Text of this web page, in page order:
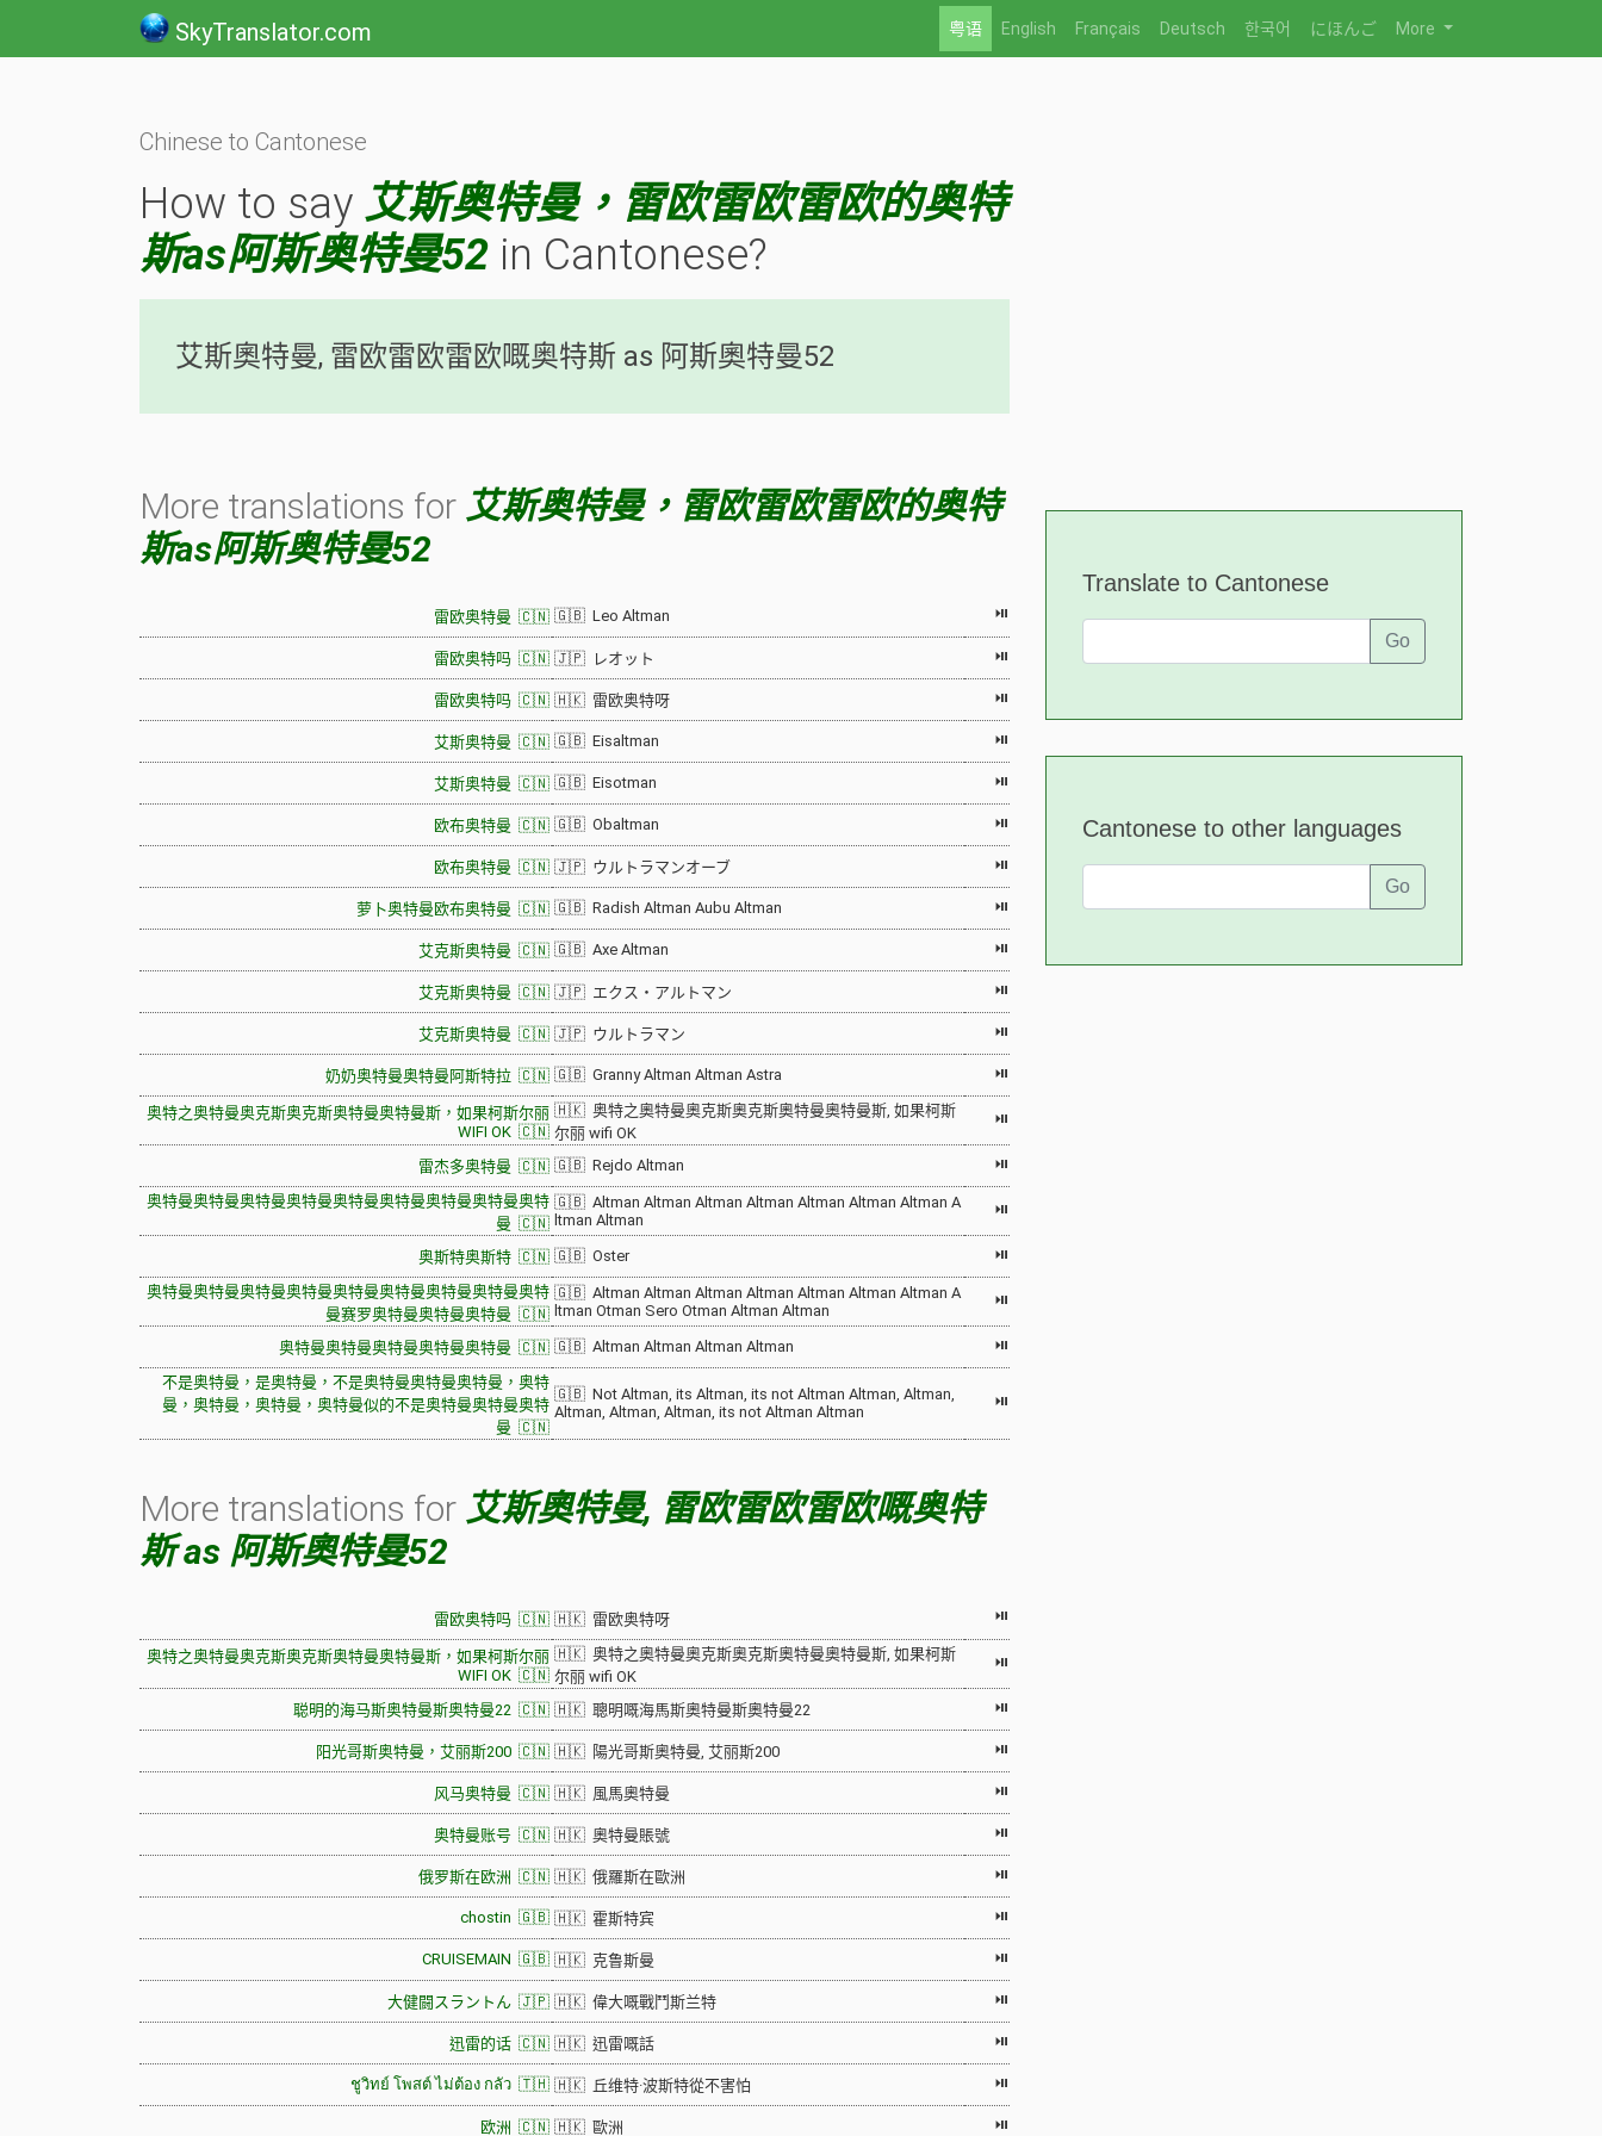
SkyTranslator.com 粤语 English Français Deutsch 한국어 にほんご More
Chinese to Cantonese
How to say 艾斯奥特曼，雷欧雷欧雷欧的奥特
斯as阿斯奥特曼52 in Cantonese?
艾斯奧特曼, 雷欧雷欧雷欧嘅奥特斯 as 阿斯奧特曼52
More translations for 艾斯奥特曼，雷欧雷欧雷欧的奥特
斯as阿斯奥特曼52
雷欧奥特曼 🇨🇳 🇬🇧 Leo Altman ⏯
雷欧奥特吗 🇨🇳 🇯🇵 レオット ⏯
雷欧奥特吗 🇨🇳 🇭🇰 雷欧奥特呀 ⏯
艾斯奥特曼 🇨🇳 🇬🇧 Eisaltman ⏯
艾斯奥特曼 🇨🇳 🇬🇧 Eisotman ⏯
欧布奥特曼 🇨🇳 🇬🇧 Obaltman ⏯
欧布奥特曼 🇨🇳 🇯🇵 ウルトラマンオーブ ⏯
萝卜奥特曼欧布奥特曼 🇨🇳 🇬🇧 Radish Altman Aubu Altman ⏯
艾克斯奥特曼 🇨🇳 🇬🇧 Axe Altman ⏯
艾克斯奥特曼 🇨🇳 🇯🇵 エクス・アルトマン ⏯
艾克斯奥特曼 🇨🇳 🇯🇵 ウルトラマン ⏯
奶奶奥特曼奥特曼阿斯特拉 🇨🇳 🇬🇧 Granny Altman Altman Astra ⏯
奥特之奥特曼奥克斯奥克斯奥特曼奥特曼斯，如果柯斯尔丽
WIFI OK 🇨🇳
🇭🇰 奥特之奧特曼奧克斯奧克斯奧特曼奧特曼斯, 如果柯斯
尔丽 wifi OK
⏯
雷杰多奥特曼 🇨🇳 🇬🇧 Rejdo Altman ⏯
奥特曼奥特曼奥特曼奥特曼奥特曼奥特曼奥特曼奥特曼奥特
曼 🇨🇳
🇬🇧 Altman Altman Altman Altman Altman Altman Altman A
ltman Altman
⏯
奥斯特奥斯特 🇨🇳 🇬🇧 Oster ⏯
奥特曼奥特曼奥特曼奥特曼奥特曼奥特曼奥特曼奥特曼奥特
曼赛罗奥特曼奥特曼奥特曼 🇨🇳
🇬🇧 Altman Altman Altman Altman Altman Altman Altman A
ltman Otman Sero Otman Altman Altman
⏯
奥特曼奥特曼奥特曼奥特曼奥特曼 🇨🇳 🇬🇧 Altman Altman Altman Altman ⏯
不是奥特曼，是奥特曼，不是奥特曼奥特曼奥特曼，奥特
曼，奥特曼，奥特曼，奥特曼似的不是奥特曼奥特曼奥特
曼 🇨🇳
🇬🇧 Not Altman, its Altman, its not Altman Altman, Altman,
Altman, Altman, Altman, its not Altman Altman
⏯
More translations for 艾斯奧特曼, 雷欧雷欧雷欧嘅奥特
斯 as 阿斯奧特曼52
雷欧奥特吗 🇨🇳 🇭🇰 雷欧奥特呀 ⏯
奥特之奥特曼奥克斯奥克斯奥特曼奥特曼斯，如果柯斯尔丽
WIFI OK 🇨🇳
🇭🇰 奥特之奧特曼奧克斯奧克斯奧特曼奧特曼斯, 如果柯斯
尔丽 wifi OK
⏯
聪明的海马斯奥特曼斯奥特曼22 🇨🇳 🇭🇰 聰明嘅海馬斯奧特曼斯奧特曼22 ⏯
阳光哥斯奥特曼，艾丽斯200 🇨🇳 🇭🇰 陽光哥斯奧特曼, 艾丽斯200 ⏯
风马奥特曼 🇨🇳 🇭🇰 風馬奧特曼 ⏯
奥特曼账号 🇨🇳 🇭🇰 奧特曼賬號 ⏯
俄罗斯在欧洲 🇨🇳 🇭🇰 俄羅斯在歐洲 ⏯
chostin 🇬🇧 🇭🇰 霍斯特宾 ⏯
CRUISEMAIN 🇬🇧 🇭🇰 克鲁斯曼 ⏯
大健闘スラントん 🇯🇵 🇭🇰 偉大嘅戰鬥斯兰特 ⏯
迅雷的话 🇨🇳 🇭🇰 迅雷嘅話 ⏯
ชูวิทย์ โพสต์ ไม่ต้อง กลัว 🇹🇭 🇭🇰 丘维特·波斯特從不害怕 ⏯
欧洲 🇨🇳 🇭🇰 歐洲 ⏯
Translate to Cantonese
Go
Cantonese to other languages
Go